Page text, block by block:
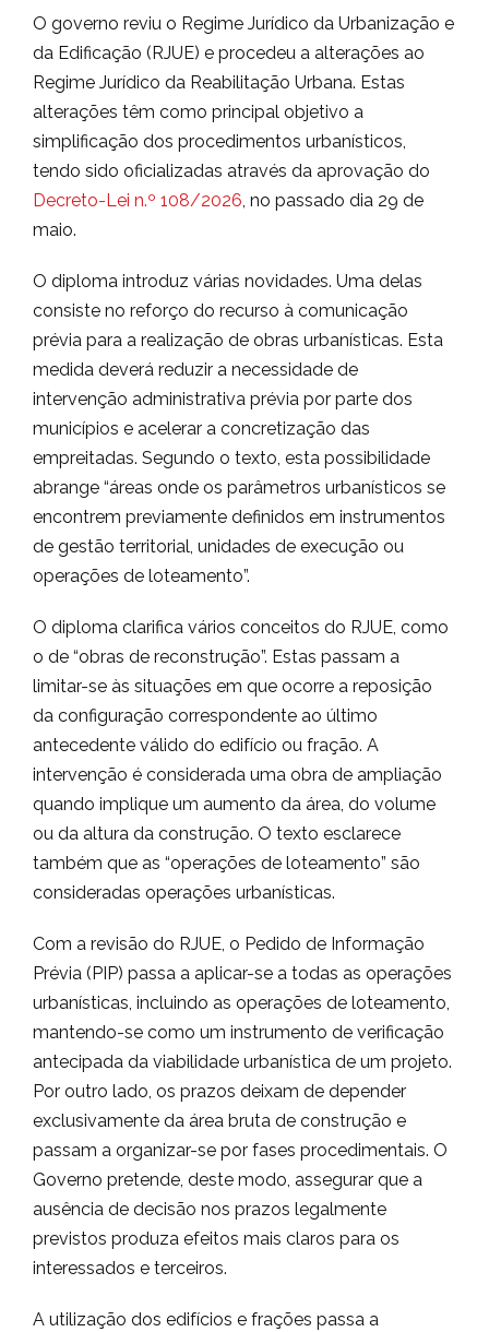
O governo reviu o Regime Jurídico da Urbanização e
da Edificação (RJUE) e procedeu a alterações ao
Regime Jurídico da Reabilitação Urbana. Estas
alterações têm como principal objetivo a
simplificação dos procedimentos urbanísticos,
tendo sido oficializadas através da aprovação do
Decreto-Lei n.º 108/2026, no passado dia 29 de
maio.
O diploma introduz várias novidades. Uma delas
consiste no reforço do recurso à comunicação
prévia para a realização de obras urbanísticas. Esta
medida deverá reduzir a necessidade de
intervenção administrativa prévia por parte dos
municípios e acelerar a concretização das
empreitadas. Segundo o texto, esta possibilidade
abrange “áreas onde os parâmetros urbanísticos se
encontrem previamente definidos em instrumentos
de gestão territorial, unidades de execução ou
operações de loteamento”.
O diploma clarifica vários conceitos do RJUE, como
o de “obras de reconstrução”. Estas passam a
limitar-se às situações em que ocorre a reposição
da configuração correspondente ao último
antecedente válido do edifício ou fração. A
intervenção é considerada uma obra de ampliação
quando implique um aumento da área, do volume
ou da altura da construção. O texto esclarece
também que as “operações de loteamento” são
consideradas operações urbanísticas.
Com a revisão do RJUE, o Pedido de Informação
Prévia (PIP) passa a aplicar-se a todas as operações
urbanísticas, incluindo as operações de loteamento,
mantendo-se como um instrumento de verificação
antecipada da viabilidade urbanística de um projeto.
Por outro lado, os prazos deixam de depender
exclusivamente da área bruta de construção e
passam a organizar-se por fases procedimentais. O
Governo pretende, deste modo, assegurar que a
ausência de decisão nos prazos legalmente
previstos produza efeitos mais claros para os
interessados e terceiros.
A utilização dos edifícios e frações passa a